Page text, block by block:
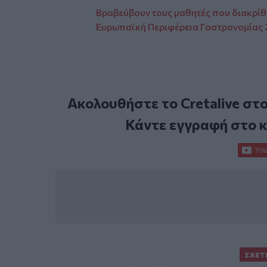
Βραβεύβουν τους μαθητές που
Ευρωπαϊκή Περιφέρεια Γαστρονομίας
Ακολουθήστε το Cretalive
Κάντε εγγραφή στο